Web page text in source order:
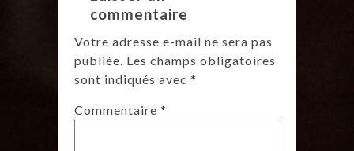
commentaire
Votre adresse e-mail ne sera pas
publiée. Les champs obligatoires
sont indiqués avec *
Commentaire *